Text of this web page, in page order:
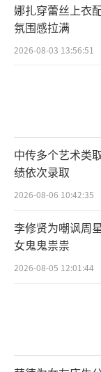
娜扎穿蕾丝上衣
氛围感拉满
2026-08-03 13:56:51
中传多个艺术类
绩依次录取
2026-08-06 10:42:35
李修贤为嘲讽周
女鬼鬼祟祟
2026-08-05 12:01:44